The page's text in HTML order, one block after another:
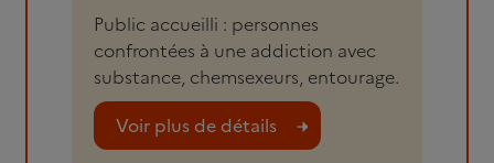
Public accueilli : personnes
confrontées à une addiction avec
substance, chemsexeurs, entourage.
Voir plus de détails